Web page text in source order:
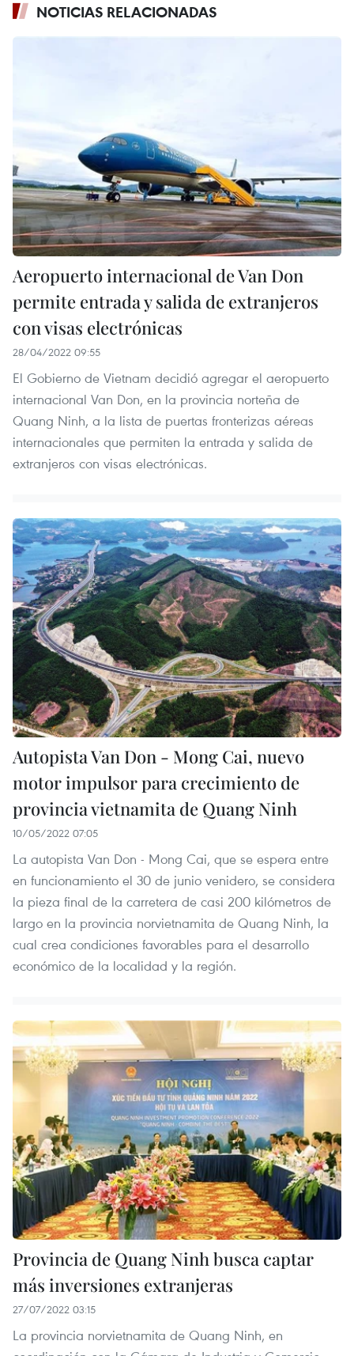
NOTICIAS RELACIONADAS
Aeropuerto internacional de Van Don
permite entrada y salida de extranjeros
con visas electrónicas
28/04/2022 09:55
El Gobierno de Vietnam decidió agregar el aeropuerto
internacional Van Don, en la provincia norteña de
Quang Ninh, a la lista de puertas fronterizas aéreas
internacionales que permiten la entrada y salida de
extranjeros con visas electrónicas.
Autopista Van Don - Mong Cai, nuevo
motor impulsor para crecimiento de
provincia vietnamita de Quang Ninh
10/05/2022 07:05
La autopista Van Don - Mong Cai, que se espera entre
en funcionamiento el 30 de junio venidero, se considera
la pieza final de la carretera de casi 200 kilómetros de
largo en la provincia norvietnamita de Quang Ninh, la
cual crea condiciones favorables para el desarrollo
económico de la localidad y la región.
Provincia de Quang Ninh busca captar
más inversiones extranjeras
27/07/2022 03:15
La provincia norvietnamita de Quang Ninh, en